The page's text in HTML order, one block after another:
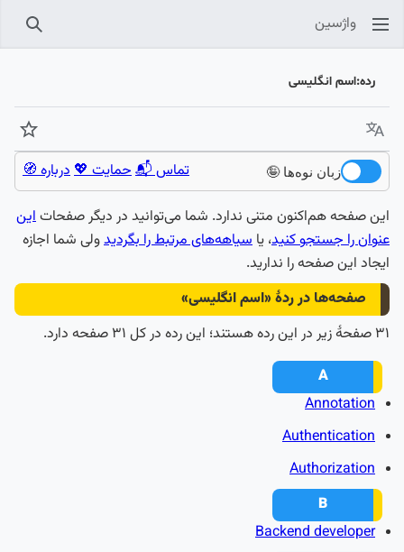
واژسین
رده:اسم انگلیسی
زبان
زبان نوه‌ها 🤪 تماس 📬حمایت 💖درباره 🧭
این صفحه هم‌اکنون متنی ندارد. شما می‌توانید در دیگر صفحاتاین
عنوان را جستجو کنید، یا سیاهه‌های مرتبط را بگردیدولی شما اجازه
ایجاد این صفحه را ندارید.
صفحه‌ها در ردهٔ «اسم انگلیسی»
۳۱ صفحۀ زیر در این رده هستند؛ این رده در کل ۳۱ صفحه دارد.
A
Annotation
Authentication
Authorization
B
Backend developer